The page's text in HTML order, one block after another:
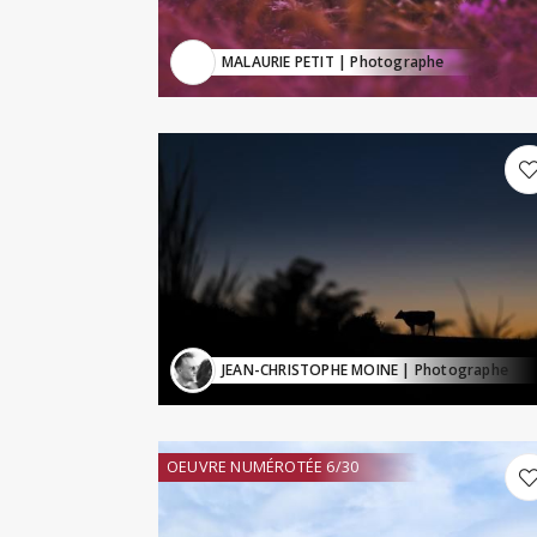
MALAURIE PETIT | Photographe
JEAN-CHRISTOPHE MOINE | Photographe
OEUVRE NUMÉROTÉE 6/30